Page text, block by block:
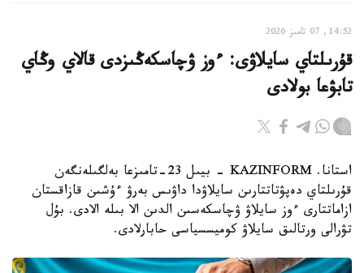
14:52, 07 تامىز 2026
قۇرىلتاي سايلاۋى: ءوز ۋچاسكەڭىزدى قالاي وڭاي
تابۋعا بولادى
استانا. KAZINFORM - بيىل 23-تامىزعا بەلگىلەنگەن
قۇرىلتاي دەپۋتاتتارىن سايلاۋدا داۋىس بەرۋ ءۇشىن قازاقستان
ازاماتتارى ءوز سايلاۋ ۋچاسكەسىن الدىن الا بىلە الادى. بۇل
تۋرالى ورتالىق سايلاۋ كوميسسياسى حابارلادى.